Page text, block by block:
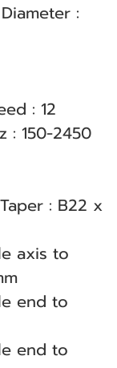
:
: 12
: 150-2450
: B22 x
axis to
end to
end to